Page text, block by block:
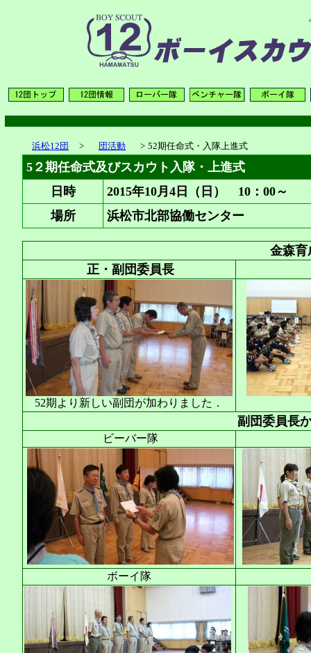
浜松12団 > 団活動 > 52期任命式・入隊上進式
5２期任命式及びスカウト入隊・上進式
日時
2015年10月4日（日） 10：00～
場所
浜松市北部協働センター
金森育
正・副団委員長
52期より新しい副団が加わりました．
副団委員長
ビーバー隊
ボーイ隊